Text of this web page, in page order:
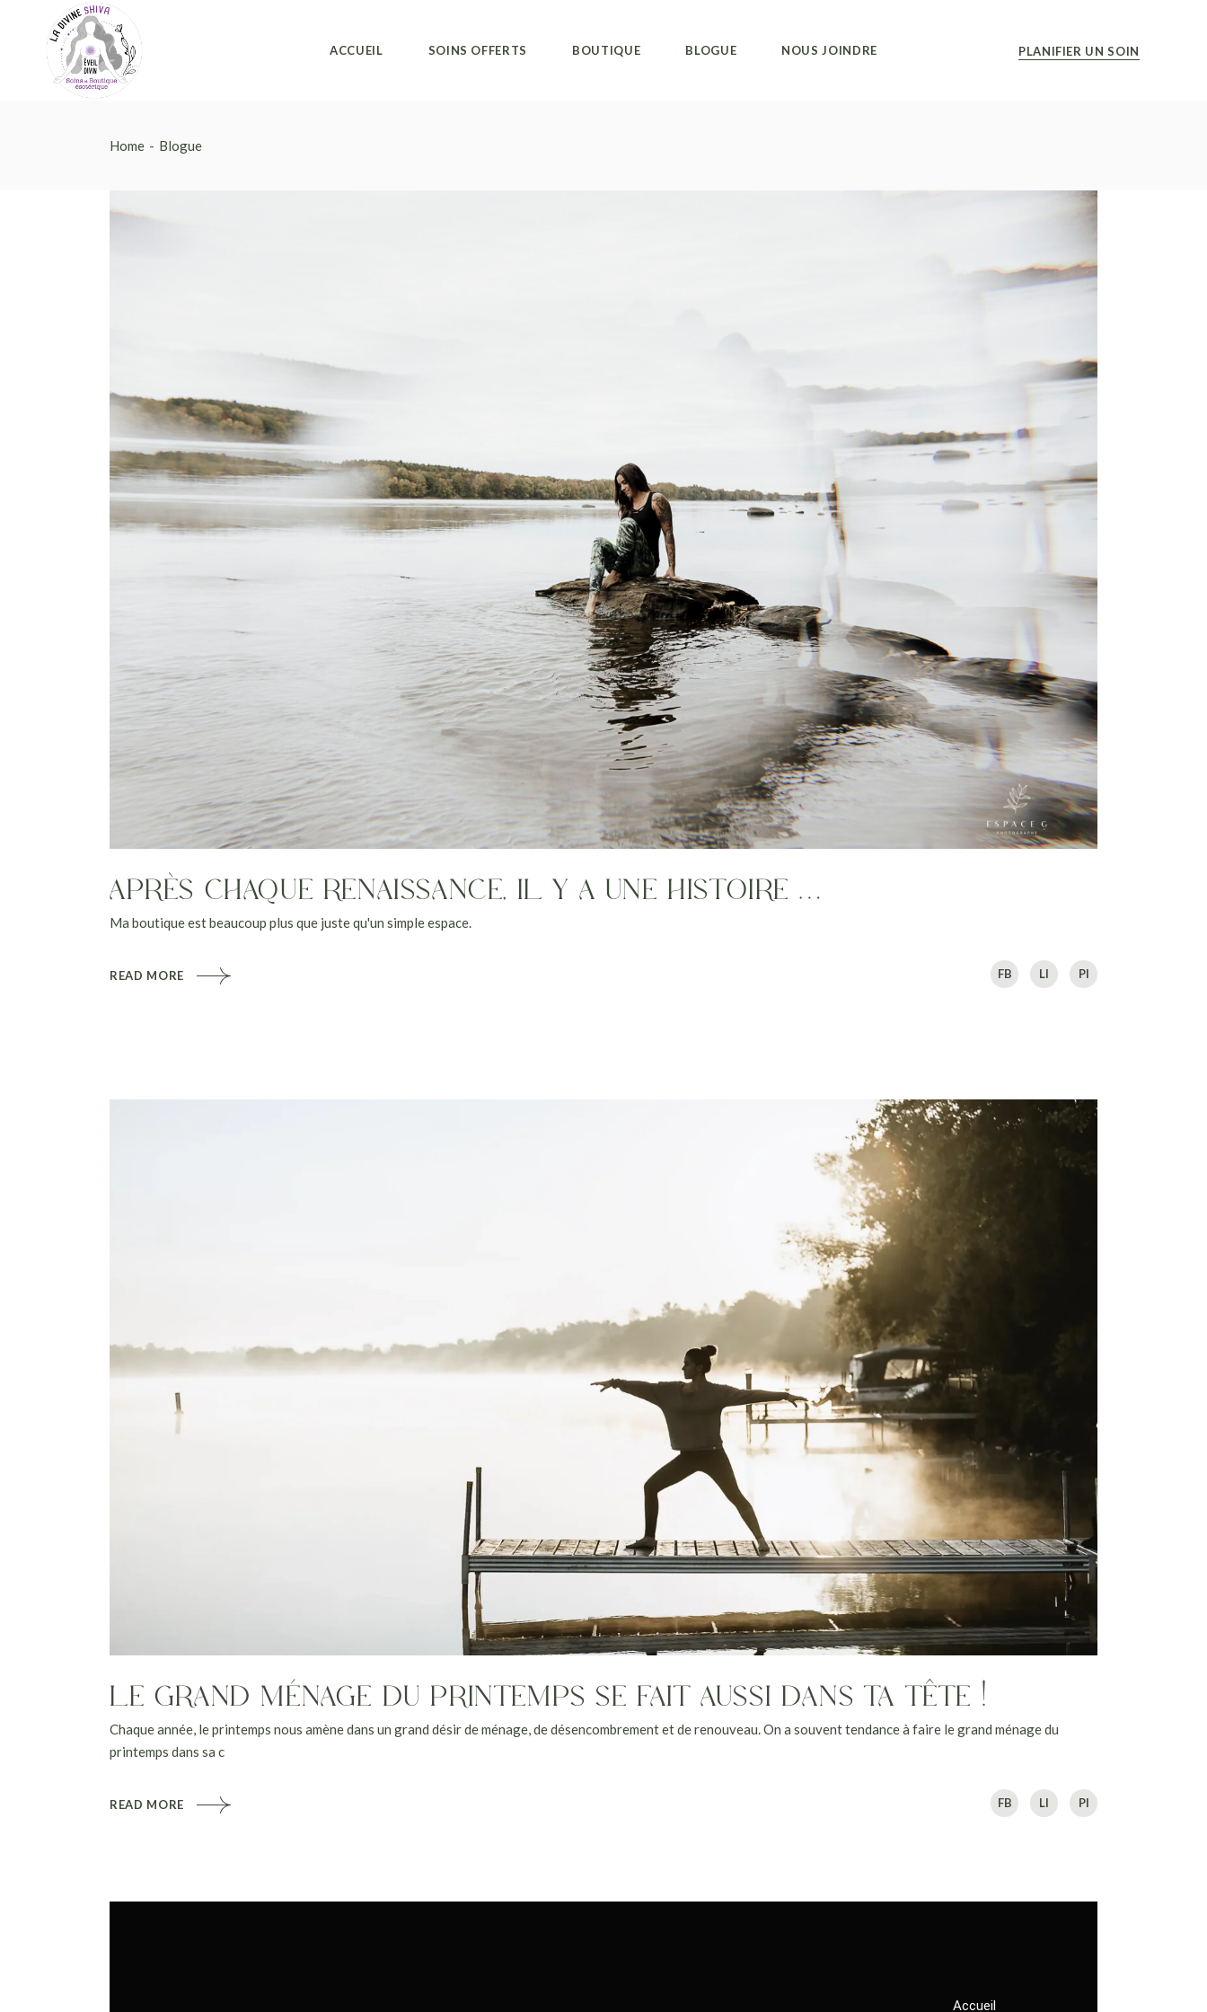
ACCUEIL SOINS OFFERTS BOUTIQUE BLOGUE NOUS JOINDRE PLANIFIER UN SOIN
Home Blogue
APRÈS CHAQUE RENAISSANCE, IL Y A UNE HISTOIRE …
Ma boutique est beaucoup plus que juste qu'un simple espace.
READ MORE FB LI PI
LE GRAND MÉNAGE DU PRINTEMPS SE FAIT AUSSI DANS TA TÊTE !
Chaque année, le printemps nous amène dans un grand désir de ménage, de désencombrement et de renouveau. On a souvent tendance à faire le grand ménage du
printemps dans sa c
READ MORE FB LI PI
Accueil